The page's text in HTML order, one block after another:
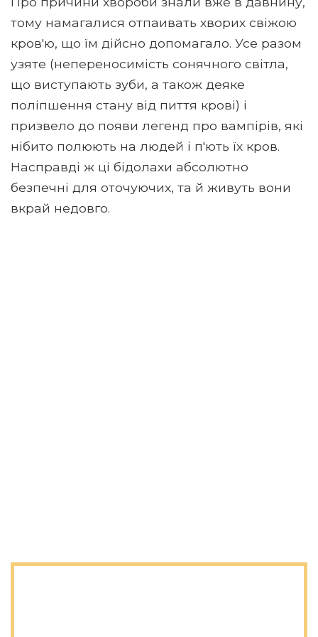
тому намагалися отпаивать хворих свіжою
кров'ю, що їм дійсно допомагало. Усе разом
узяте (непереносимість сонячного світла,
що виступають зуби, а також деяке
поліпшення стану від пиття крові) і
призвело до появи легенд про вампірів, які
нібито полюють на людей і п'ють їх кров.
Насправді ж ці бідолахи абсолютно
безпечні для оточуючих, та й живуть вони
вкрай недовго.